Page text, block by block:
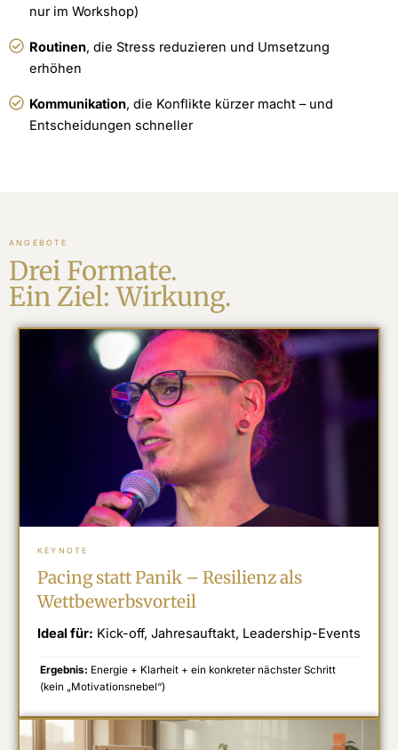
nur im Workshop)
Routinen, die Stress reduzieren und Umsetzung
erhöhen
Kommunikation, die Konflikte kürzer macht – und
Entscheidungen schneller
ANGEBOTE
Drei Formate.
Ein Ziel: Wirkung.
KEYNOTE
Pacing statt Panik – Resilienz als
Wettbewerbsvorteil
Ideal für: Kick-off, Jahresauftakt, Leadership-Events
Ergebnis: Energie + Klarheit + ein konkreter nächster Schritt
(kein „Motivationsnebel“)